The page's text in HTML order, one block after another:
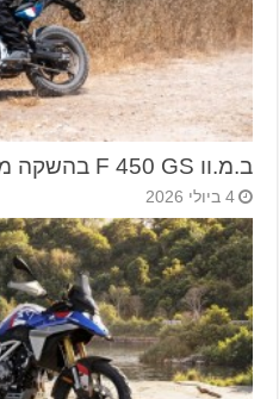
ב.מ.וו F 450 GS בהשקה מקומית
4 ביולי 2026